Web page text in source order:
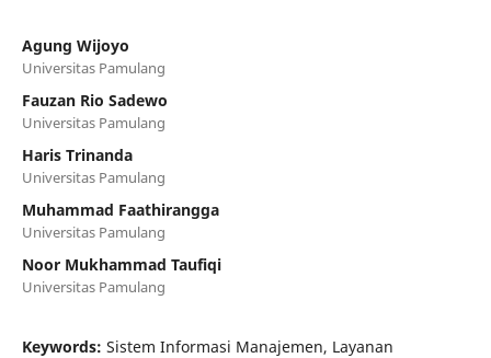
Agung Wijoyo
Universitas Pamulang
Fauzan Rio Sadewo
Universitas Pamulang
Haris Trinanda
Universitas Pamulang
Muhammad Faathirangga
Universitas Pamulang
Noor Mukhammad Taufiqi
Universitas Pamulang
Keywords: Sistem Informasi Manajemen, Layanan